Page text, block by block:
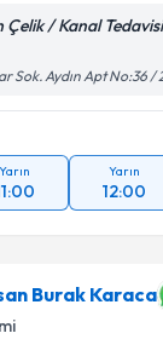
Çelik / Kanal Tedavisi
Sok. Aydın Apt No:36 /
Yarın Yarın
12:00
Burak Karaca